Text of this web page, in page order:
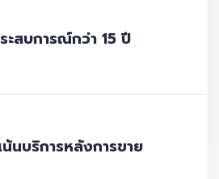
ะสบการณ์กว่า 15 ปี
น้นบริการหลังการขาย